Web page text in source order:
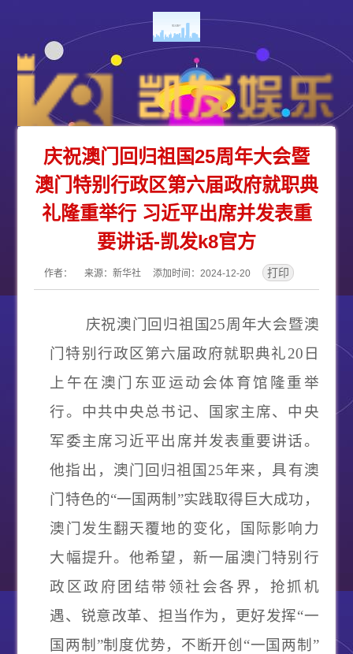
庆祝澳门回归祖国25周年大会暨
澳门特别行政区第六届政府就职典
礼隆重举行 习近平出席并发表重
要讲话-凯发k8官方
作者： 来源：新华社 添加时间：2024-12-20
庆祝澳门回归祖国25周年大会暨澳
门特别行政区第六届政府就职典礼20 日
上午在澳门东亚运动会体育馆隆重举
行。中共中央总书记、国家主席、中央
军委主席习近平出席并发表重要讲话。
他指出，澳门回归祖国 25年来，具有澳
门特色的“一国两制 ”实践取得巨大成功，
澳门发生翻天覆地的变化，国际影响力
大幅提升。他希望，新一届澳门特别行
政区政府团结带领社会各界，抢抓机
遇、锐意改革、担当作为，更好发挥“一
国两制 ”制度优势，不断开创 “一国两制 ”